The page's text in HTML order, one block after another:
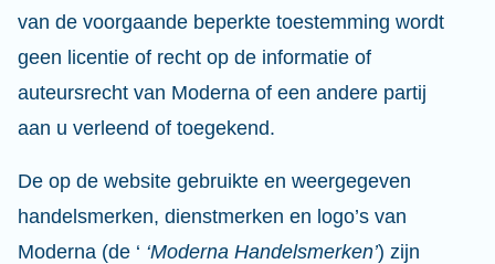
van de voorgaande beperkte toestemming wordt
geen licentie of recht op de informatie of
auteursrecht van Moderna of een andere partij
aan u verleend of toegekend.
De op de website gebruikte en weergegeven
handelsmerken, dienstmerken en logo’s van
Moderna (de ‘ ‘Moderna Handelsmerken’) zijn